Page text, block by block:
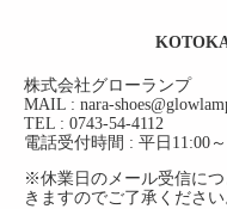
株式会社グローランプ
MAIL : nara-
TEL : 0743-54-4112
電話受付時間 : 平日11:00
※休業日のメール受信に
きますのでご了承ください